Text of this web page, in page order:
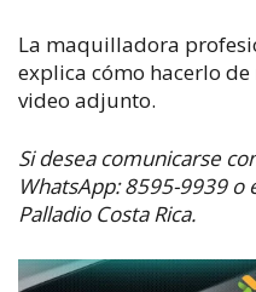
La maquilladora
explica cómo hacerlo
video adjunto.
Si desea comunicarse
WhatsApp: 8595-9939 o
Palladio Costa Rica.